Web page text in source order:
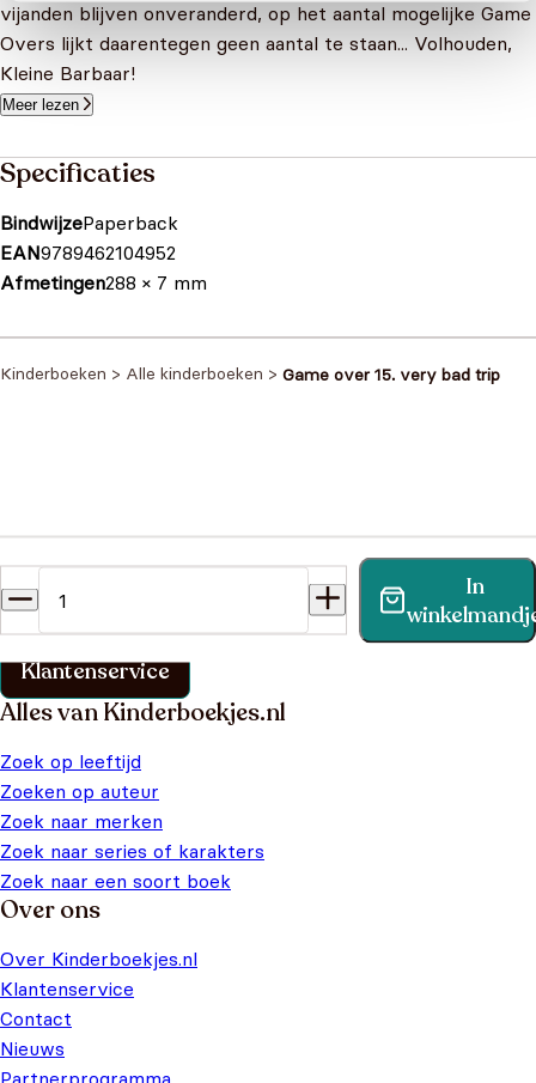
vijanden blijven onveranderd, op het aantal mogelijke Game
Overs lijkt daarentegen geen aantal te staan... Volhouden,
Kleine Barbaar!
Meer lezen
Specificaties
BindwijzePaperback
EAN9789462104952
Afmetingen288 × 7 mm
Kinderboeken > Alle kinderboeken > Game over 15. very bad trip
In
Vind binnen no-time antwoord op je vraag op onze
klantenservice pagina.
Klantenservice
Alles van Kinderboekjes.nl
Zoek op leeftijd
Zoeken op auteur
Zoek naar merken
Zoek naar series of karakters
Zoek naar een soort boek
Over ons
Over Kinderboekjes.nl
Klantenservice
Contact
Nieuws
Partnerprogramma